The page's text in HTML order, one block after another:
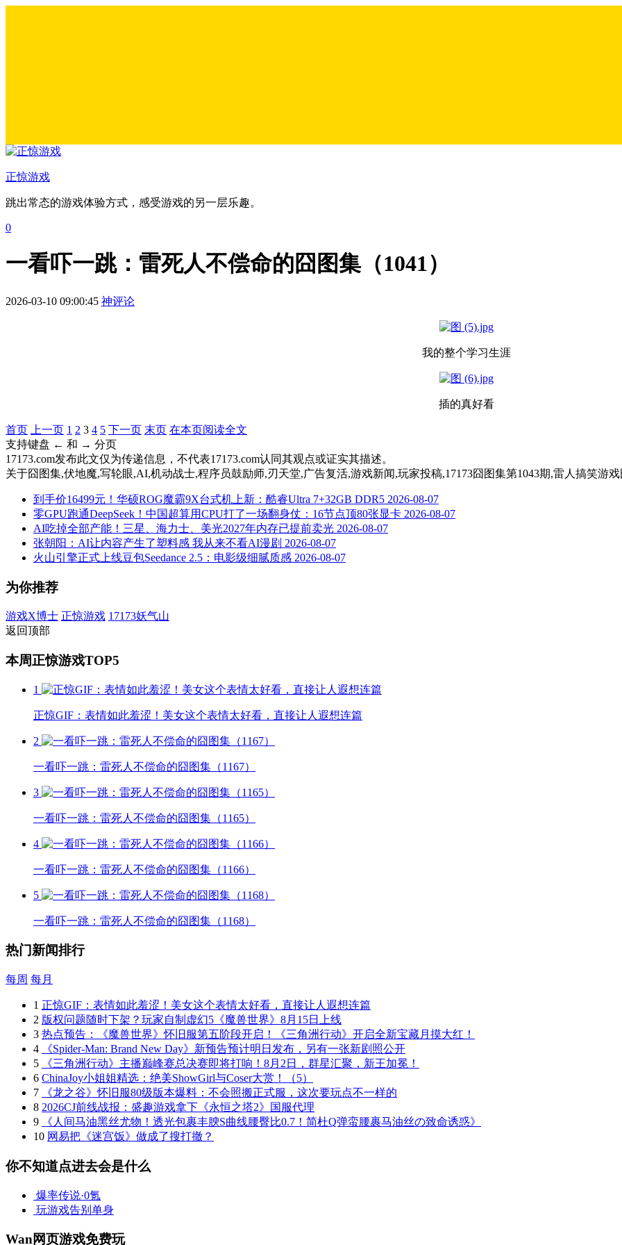
正惊游戏
跳出常态的游戏体验方式，感受游戏的另一层乐趣。
0
一看吓一跳：雷死人不偿命的囧图集（1041）
2026-03-10 09:00:45 神评论
我的整个学习生涯
插的真好看
首页 上一页 1 2 3 4 5 下一页 末页 在本页阅读全文
支持键盘 ← 和 → 分页
17173.com发布此文仅为传递信息，不代表17173.com认同其观点或证实其描述。
关于囧图集,伏地魔,写轮眼,AI,机动战士,程序员鼓励师,刃天堂,广告复活,游戏新闻,玩家投稿,17173囧图集第1043期,雷人搞笑游
到手价16499元！华硕ROG魔霸9X台式机上新：酷睿Ultra 7+32GB DDR5 2026-08-07
零GPU跑通DeepSeek！中国超算用CPU打了一场翻身仗：16节点顶80张显卡 2026-08-07
AI吃掉全部产能！三星、海力士、美光2027年内存已提前卖光 2026-08-07
张朝阳：AI让内容产生了塑料感 我从来不看AI漫剧 2026-08-07
火山引擎正式上线豆包Seedance 2.5：电影级细腻质感 2026-08-07
为你推荐
游戏X博士 正惊游戏 17173妖气山
返回顶部
本周正惊游戏TOP5
1
正惊GIF：表情如此羞涩！美女这个表情太好看，直接让人遐想连篇
2
一看吓一跳：雷死人不偿命的囧图集（1167）
3
一看吓一跳：雷死人不偿命的囧图集（1165）
4
一看吓一跳：雷死人不偿命的囧图集（1166）
5
一看吓一跳：雷死人不偿命的囧图集（1168）
热门新闻排行
每周 每月
1 正惊GIF：表情如此羞涩！美女这个表情太好看，直接让人遐想连篇
2 版权问题随时下架？玩家自制虚幻5《魔兽世界》8月15日上线
3 热点预告：《魔兽世界》怀旧服第五阶段开启！《三角洲行动》开启全新宝藏月摸大红！
4
《Spider-Man: Brand New Day》新预告预计明日发布，另有一张新剧照公开
5
《三角洲行动》主播巅峰赛总决赛即将打响！8月2日，群星汇聚，新王加冕！
6 ChinaJoy小姐姐精选：绝美ShowGirl与Coser大赏！（5）
7
《龙之谷》怀旧服80级版本爆料：不会照搬正式服，这次要玩点不一样的
8 2026CJ前线战报：盛趣游戏拿下《永恒之塔2》国服代理
9
《人间马油黑丝尤物！透光包裹丰腴S曲线腰臀比0.7！简杜Q弹蛮腰裹马油丝の致命诱惑》
10 网易把《迷宫饭》做成了搜打撤？
你不知道点进去会是什么
爆率传说·0氪
玩游戏告别单身
Wan网页游戏免费玩